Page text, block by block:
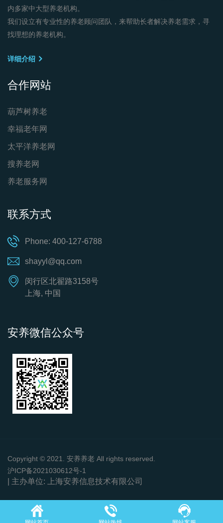
内多家中大型养老机构。
我们设立有专业性的养老顾问团队，来帮助长者解决养老需求，寻
找理想的养老机构。
详细介绍
合作网站
葫芦树养老
幸福老年网
太平洋养老网
搜养老网
养老服务网
联系方式
Phone: 400-127-6788
shayyl@qq.com
闵行区北翟路3158号
上海, 中国
安养微信公众号
Copyright © 2021. 安养养老 All rights reserved.
沪ICP备2021030612号-1
| 主办单位: 上海安养信息技术有限公司